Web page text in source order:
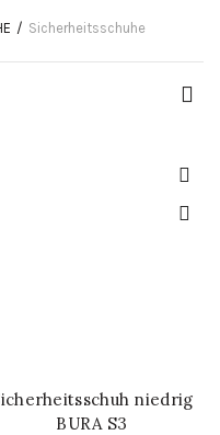
Sicherheitsschuhe
SCHNELL-EINKAUF
niedrig
BURA S3